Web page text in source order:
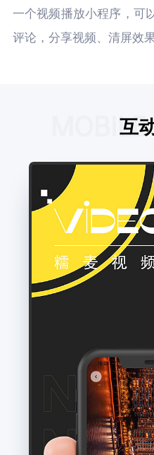
一个视频播放小程序，可
评论，分享视频、清屏效
互
MOBILE